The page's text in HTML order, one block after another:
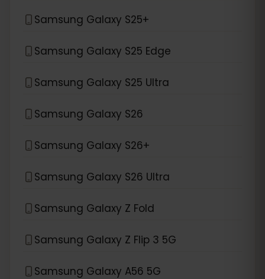
Samsung Galaxy S25+
Samsung Galaxy S25 Edge
Samsung Galaxy S25 Ultra
Samsung Galaxy S26
Samsung Galaxy S26+
Samsung Galaxy S26 Ultra
Samsung Galaxy Z Fold
Samsung Galaxy Z Flip 3 5G
Samsung Galaxy A56 5G